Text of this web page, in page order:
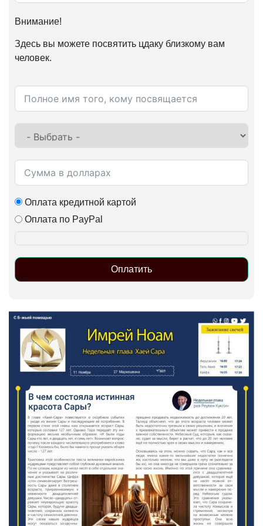
Внимание!
Здесь вы можете посвятить цдаку близкому вам
человек.
Оплата кредитной картой
Оплата по PayPal
Оплатить